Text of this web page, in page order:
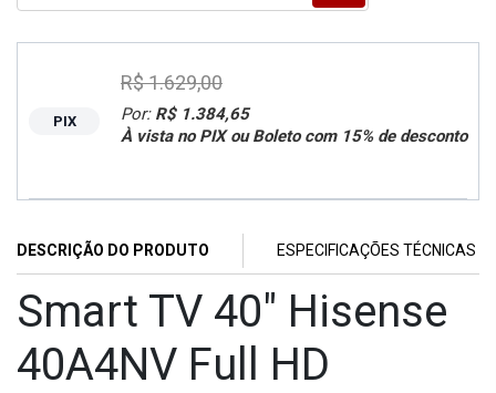
PIX Por: R$ 1.384,65
À vista no PIX ou Boleto com 15% de desconto
R$ 1.629,00
DESCRIÇÃO DO PRODUTO ESPECIFICAÇÕES TÉCNICAS
Smart TV 40" Hisense
40A4NV Full HD